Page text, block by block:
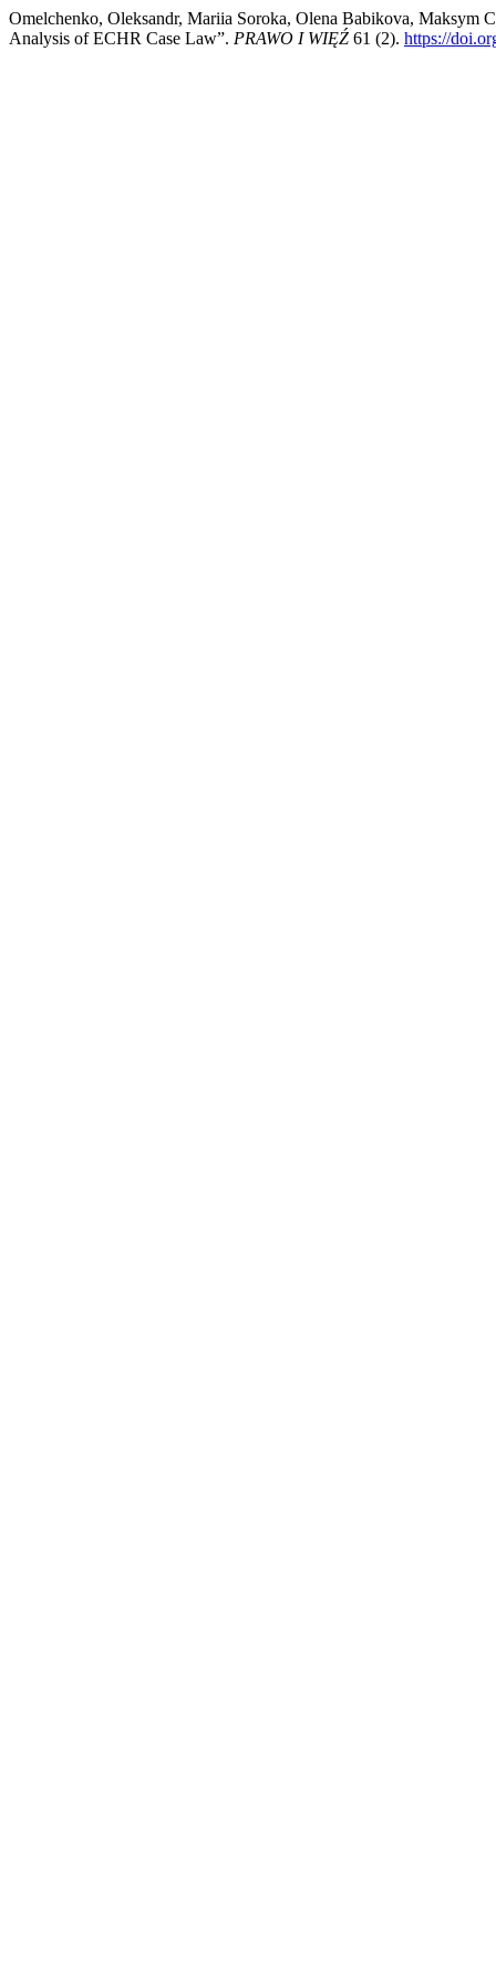
Omelchenko, Oleksandr, Mariia Soroka, Olena Babikova,
Analysis of ECHR Case Law”. PRAWO I WIĘŹ 61 (2). https://